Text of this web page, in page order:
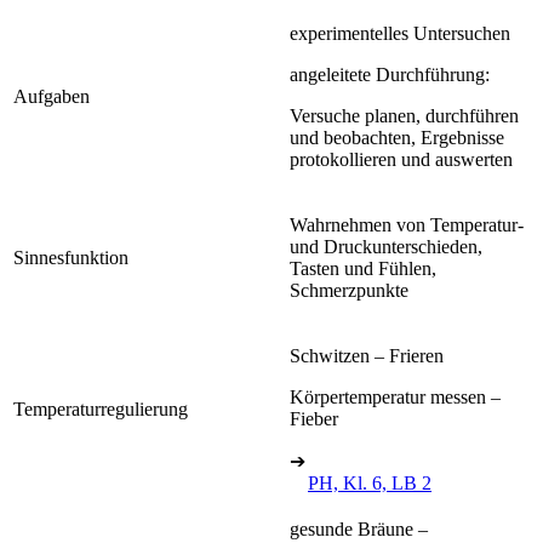
Aufgaben
experimentelles Untersuchen
angeleitete Durchführung:
Versuche planen, durchführen
und beobachten, Ergebnisse
protokollieren und auswerten
Sinnesfunktion
Wahrnehmen von Temperatur-
und Druckunterschieden,
Tasten und Fühlen,
Schmerzpunkte
Temperaturregulierung
Schwitzen – Frieren
Körpertemperatur messen –
Fieber
➔
PH, Kl. 6, LB 2
gesunde Bräune –